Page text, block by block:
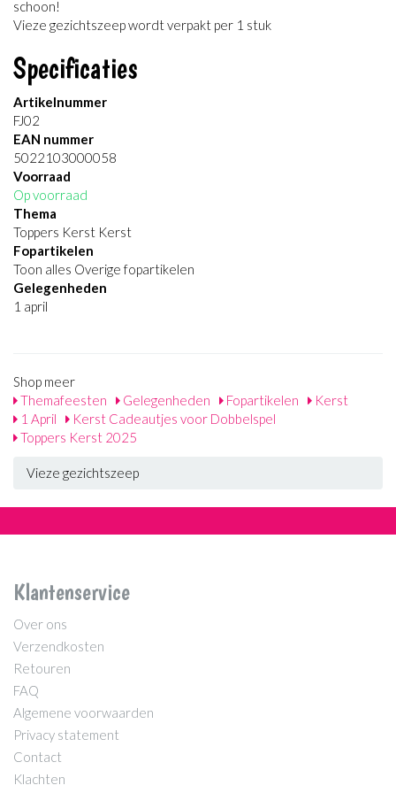
schoon!
Vieze gezichtszeep wordt verpakt per 1 stuk
Specificaties
Artikelnummer
FJ02
EAN nummer
5022103000058
Voorraad
Op voorraad
Thema
Toppers Kerst Kerst
Fopartikelen
Toon alles Overige fopartikelen
Gelegenheden
1 april
Shop meer
Themafeesten
Gelegenheden Fopartikelen
Kerst
1 April
Kerst Cadeautjes voor Dobbelspel
Toppers Kerst 2025
Vieze gezichtszeep
Klantenservice
Over ons
Verzendkosten
Retouren
FAQ
Algemene voorwaarden
Privacy statement
Contact
Klachten